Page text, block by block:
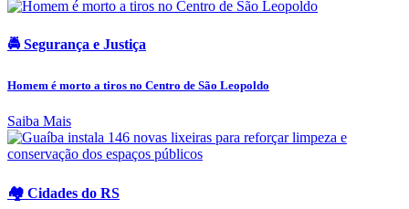
🚔 Segurança e Justiça
Homem é morto a tiros no Centro de São Leopoldo
Saiba Mais
🏘️ Cidades do RS